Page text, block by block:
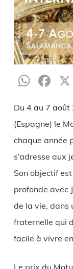
Du 4 au 7
(Espagne) le
chaque année
s’adresse aux
Son objectif
profonde avec
de la vie, dans
fraternelle qui
facile à vivre
Le prix du